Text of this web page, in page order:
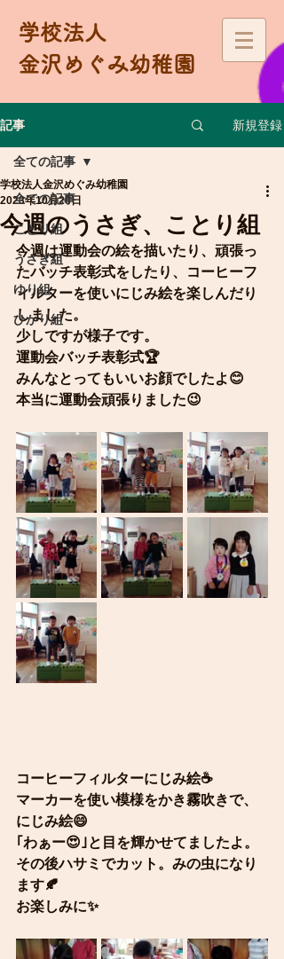
学校法人
金沢めぐみ幼稚園
記事 新規登録
全ての記事
ことり組
うさぎ組
ゆり組
ひかり組
全ての記事
今週のうさぎ、ことり組
学校法人金沢めぐみ幼稚園
2023年10月28日
今週は運動会の絵を描いたり、頑張っ
たバッチ表彰式をしたり、コーヒーフ
ィルターを使いにじみ絵を楽しんだり
しました。
少しですが様子です。
運動会バッチ表彰式🏆
みんなとってもいいお顔でしたよ😊
本当に運動会頑張りました😉
コーヒーフィルターにじみ絵☕
マーカーを使い模様をかき霧吹きで、
にじみ絵😄
｢わぁー😍｣と目を輝かせてましたよ。
その後ハサミでカット。みの虫になり
ます🍂
お楽しみに✨